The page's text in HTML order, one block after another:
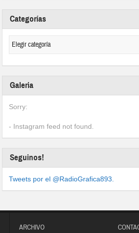
Categorías
Galeria
Sorry:
- Instagram feed not found.
Seguinos!
Tweets por el @RadioGrafica893.
ARCHIVO